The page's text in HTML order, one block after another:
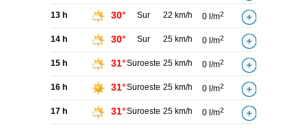
13 h 30° Sur 22 km/h 0 l/m2
14 h 30° Sur 25 km/h 0 l/m2
15 h 31°Suroeste 25 km/h 0 l/m2
16 h 31°Suroeste 25 km/h 0 l/m2
17 h 31°Suroeste 25 km/h 0 l/m2